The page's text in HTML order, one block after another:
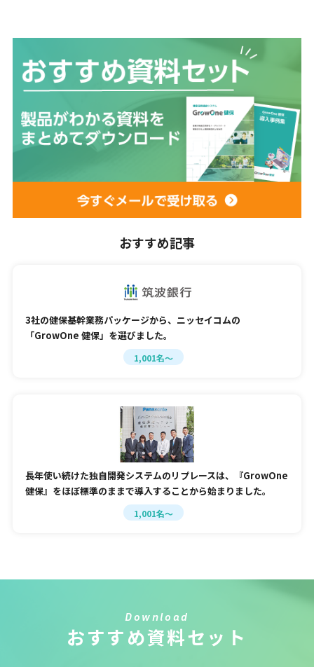
おすすめ記事
3社の健保基幹業務パッケージから、ニッセイコムの
「GrowOne 健保」を選びました。
1,001名～
長年使い続けた独自開発システムのリプレースは、『GrowOne
健保』をほぼ標準のままで導入することから始まりました。
1,001名～
Download
おすすめ資料セット